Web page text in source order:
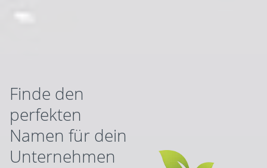
Finde den
perfekten
Namen für dein
Unternehmen